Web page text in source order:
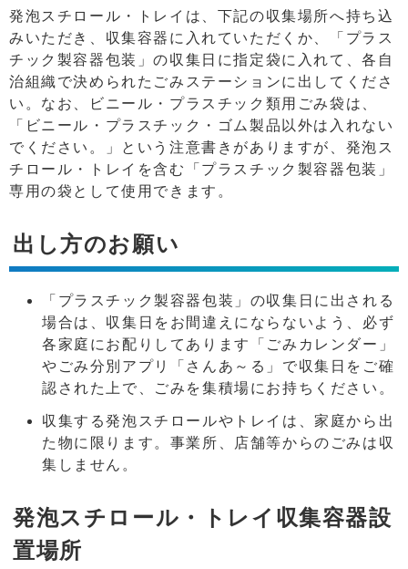
発泡スチロール・トレイは、下記の収集場所へ持ち込
みいただき、収集容器に入れていただくか、「プラス
チック製容器包装」の収集日に指定袋に入れて、各自
治組織で決められたごみステーションに出してくださ
い。なお、ビニール・プラスチック類用ごみ袋は、
「ビニール・プラスチック・ゴム製品以外は入れない
でください。」という注意書きがありますが、発泡ス
チロール・トレイを含む「プラスチック製容器包装」
専用の袋として使用できます。
出し方のお願い
「プラスチック製容器包装」の収集日に出される
場合は、収集日をお間違えにならないよう、必ず
各家庭にお配りしてあります「ごみカレンダー」
やごみ分別アプリ「さんあ～る」で収集日をご確
認された上で、ごみを集積場にお持ちください。
収集する発泡スチロールやトレイは、家庭から出
た物に限ります。事業所、店舗等からのごみは収
集しません。
発泡スチロール・トレイ収集容器設
置場所